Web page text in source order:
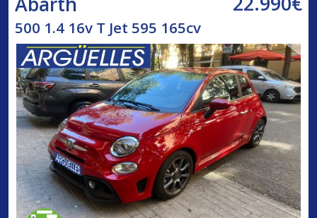
500 1.4 16v T Jet 595 165cv